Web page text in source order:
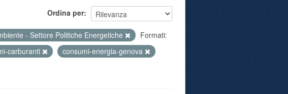
Ordina per
- Settore Politiche Energetiche
Formati:
carburanti
consumi-energia-genova